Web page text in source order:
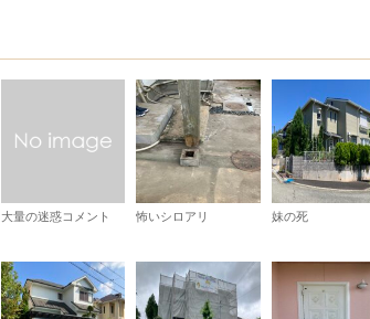
大量の迷惑コメント 怖いシロアリ 妹の死